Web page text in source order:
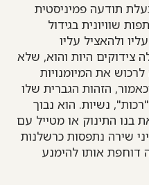
שירה, אשה בת 30 בעלת תודעה פמיניסטית
שוויונית בגידול
ולהאציל עליו
צידוקים היות והוא, שלא
את המיומנויות
הזהות הגברית שלו
נשיות. הוא נבוך
בנו התינוק או מטייל עם
שירה נתפסות כרשלנות
דוחפת אותו להימנע